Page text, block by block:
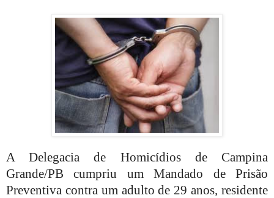
A Delegacia de Homicídios de Campina
Grande/PB cumpriu um Mandado de Prisão
Preventiva contra um adulto de 29 anos, residente